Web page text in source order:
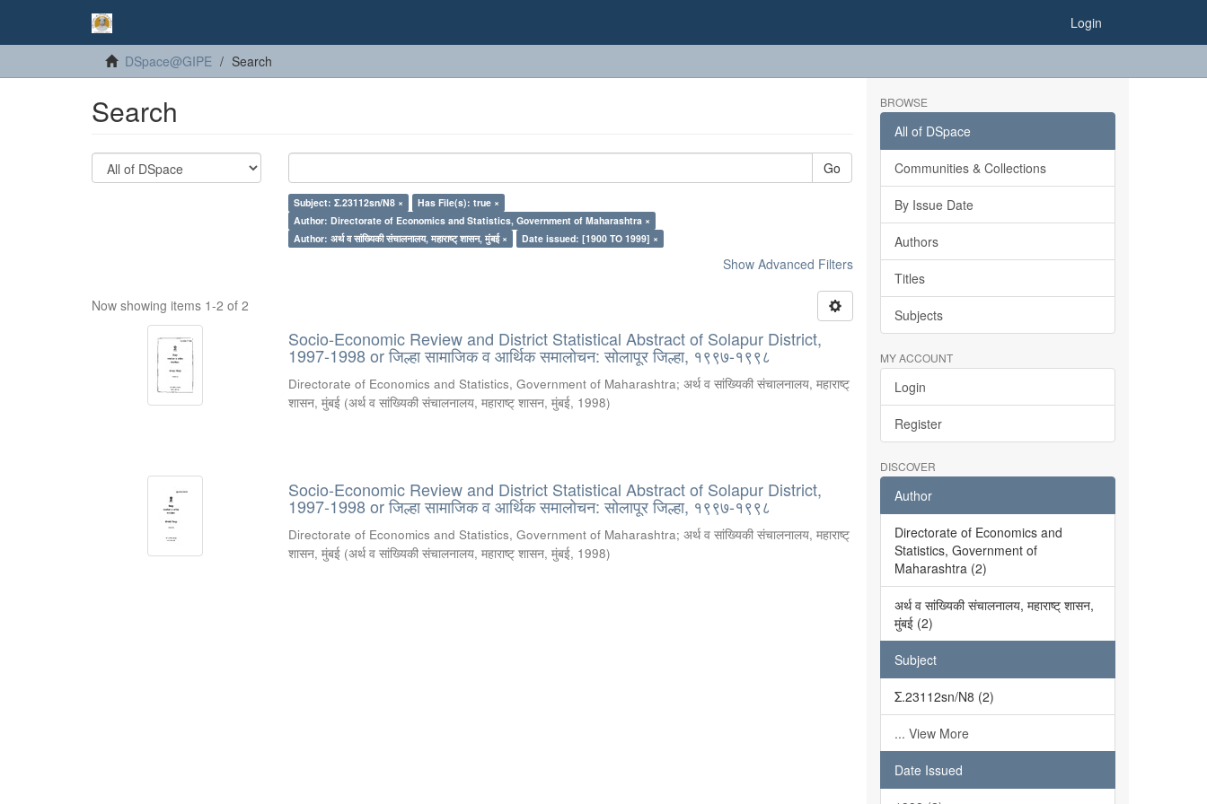
Login
DSpace@GIPE Search
Search
Go
Subject: Σ.23112sn/N8 ×
Has File(s): true ×
Author: Directorate of Economics and Statistics, Government of Maharashtra ×
Author: अर्थ व सांख्यिकी संचालनालय, महाराष्ट् शासन, मुंबई ×
Date issued: [1900 TO 1999] ×
Show Advanced Filters
Now showing items 1-2 of 2
Socio-Economic Review and District Statistical Abstract of Solapur District,
1997-1998 or जिल्हा सामाजिक व आर्थिक समालोचन: सोलापूर जिल्हा, १९९७-१९९८
Directorate of Economics and Statistics, Government of Maharashtra;अर्थ व सांख्यिकी संचालनालय, महाराष्ट्
शासन, मुंबई (अर्थ व सांख्यिकी संचालनालय, महाराष्ट् शासन, मुंबई, 1998)
Socio-Economic Review and District Statistical Abstract of Solapur District,
1997-1998 or जिल्हा सामाजिक व आर्थिक समालोचन: सोलापूर जिल्हा, १९९७-१९९८
Directorate of Economics and Statistics, Government of Maharashtra;अर्थ व सांख्यिकी संचालनालय, महाराष्ट्
शासन, मुंबई (अर्थ व सांख्यिकी संचालनालय, महाराष्ट् शासन, मुंबई, 1998)
BROWSE
All of DSpace
Communities & Collections
By Issue Date
Authors
Titles
Subjects
MY ACCOUNT
Login
Register
DISCOVER
Author
Directorate of Economics and
Statistics, Government of
Maharashtra (2)
अर्थ व सांख्यिकी संचालनालय, महाराष्ट् शासन,
मुंबई (2)
Subject
Σ.23112sn/N8 (2)
... View More
Date Issued